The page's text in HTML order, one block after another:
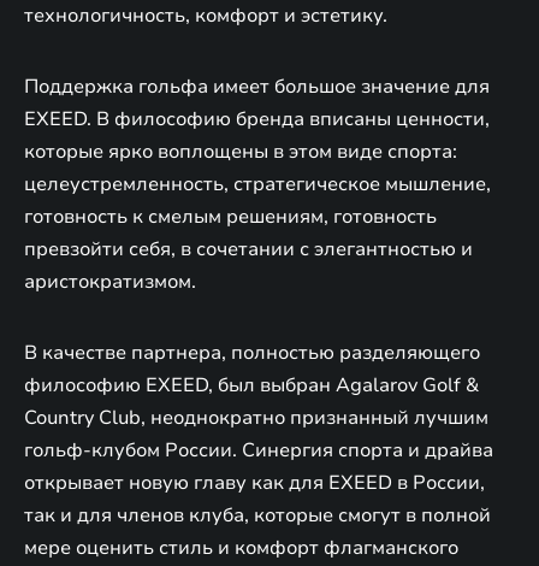
технологичность, комфорт и эстетику.
Поддержка гольфа имеет большое значение для
EXEED. В философию бренда вписаны ценности,
которые ярко воплощены в этом виде спорта:
целеустремленность, стратегическое мышление,
готовность к смелым решениям, готовность
превзойти себя, в сочетании с элегантностью и
аристократизмом.
В качестве партнера, полностью разделяющего
философию EXEED, был выбран Agalarov Golf &
Country Club, неоднократно признанный лучшим
гольф-клубом России. Синергия спорта и драйва
открывает новую главу как для EXEED в России,
так и для членов клуба, которые смогут в полной
мере оценить стиль и комфорт флагманского